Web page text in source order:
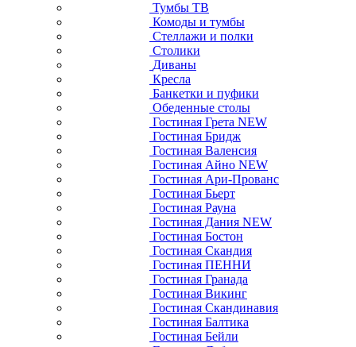
Тумбы ТВ
Комоды и тумбы
Стеллажи и полки
Столики
Диваны
Кресла
Банкетки и пуфики
Обеденные столы
Гостиная Грета NEW
Гостиная Бридж
Гостиная Валенсия
Гостиная Айно NEW
Гостиная Ари-Прованс
Гостиная Бьерт
Гостиная Рауна
Гостиная Дания NEW
Гостиная Бостон
Гостиная Скандия
Гостиная ПЕННИ
Гостиная Гранада
Гостиная Викинг
Гостиная Скандинавия
Гостиная Балтика
Гостиная Бейли